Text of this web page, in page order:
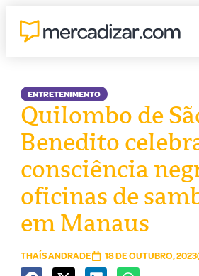
ENTRETENIMENTO
Quilombo de
Benedito
consciência
oficinas de
em Manaus
THAÍS ANDRADE 18 DE OUTUBRO, 2023